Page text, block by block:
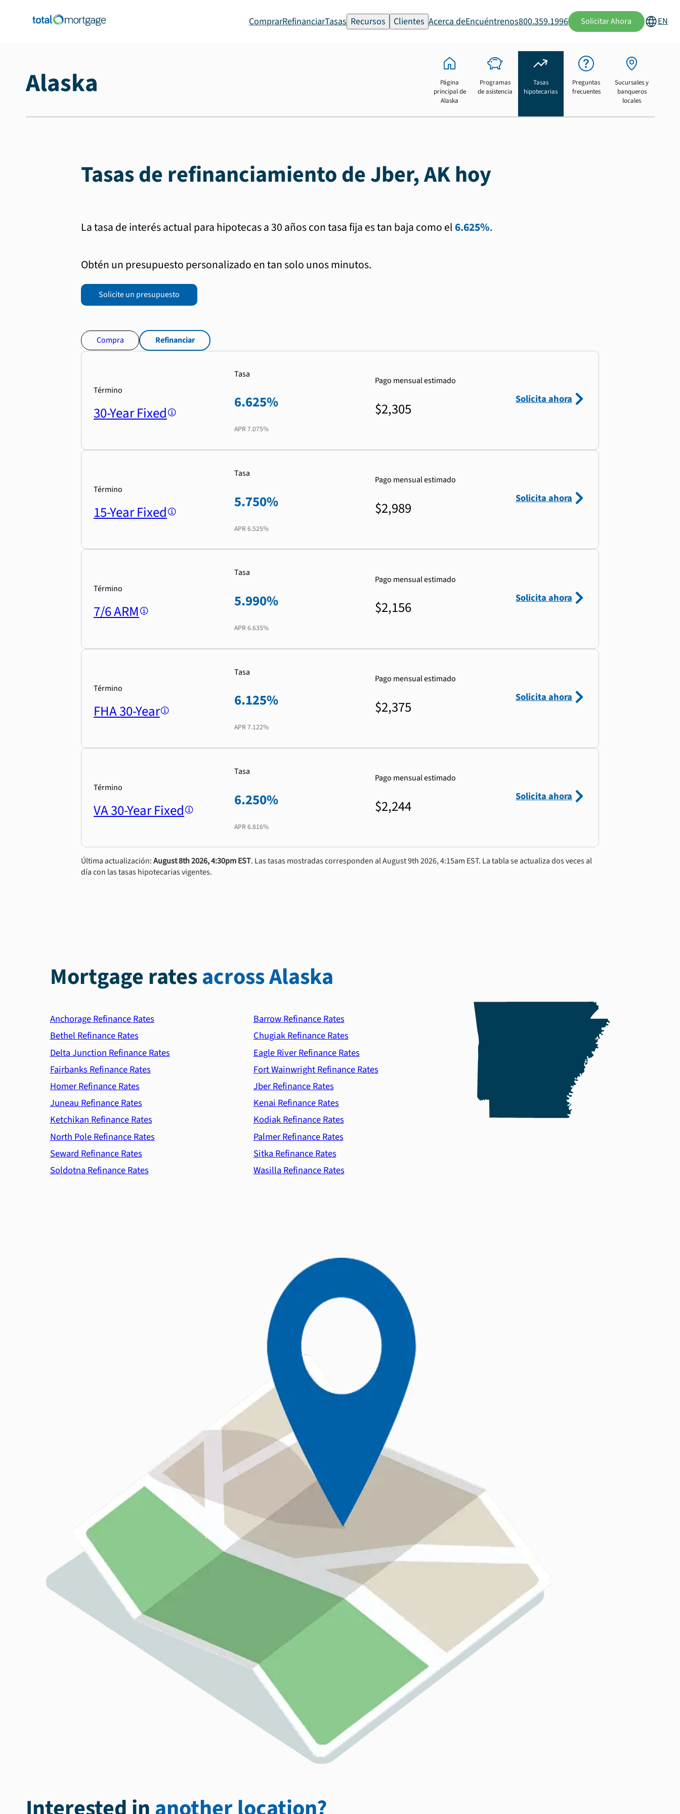
ComprarRefinanciarTasas Recursos Clientes Acerca deEncuéntrenos800.359.1996 Solicitar Ahora EN
Alaska
Página
principal de
Alaska
Programas
de asistencia
Tasas
hipotecarias
Preguntas
frecuentes
Sucursales y
banqueros
locales
Tasas de refinanciamiento de Jber, AK hoy
La tasa de interés actual para hipotecas a 30 años con tasa fija es tan baja como el6.625%.
Obtén un presupuesto personalizado en tan solo unos minutos.
Solicite un presupuesto
Compra Refinanciar
Término
30-Year Fixed
Tasa
6.625%
APR 7.075%
Pago mensual estimado
$2,305
Solicita ahora
Término
15-Year Fixed
Tasa
5.750%
APR 6.525%
Pago mensual estimado
$2,989
Solicita ahora
Término
7/6 ARM
Tasa
5.990%
APR 6.635%
Pago mensual estimado
$2,156
Solicita ahora
Término
FHA 30-Year
Tasa
6.125%
APR 7.122%
Pago mensual estimado
$2,375
Solicita ahora
Término
VA 30-Year Fixed
Tasa
6.250%
APR 6.816%
Pago mensual estimado
$2,244
Solicita ahora
Última actualización:August 8th 2026, 4:30pm EST. Las tasas mostradas corresponden al August 9th 2026, 4:15am EST. La tabla se actualiza dos veces al
día con las tasas hipotecarias vigentes.
Mortgage ratesacross Alaska
Anchorage Refinance Rates
Barrow Refinance Rates
Bethel Refinance Rates
Chugiak Refinance Rates
Delta Junction Refinance Rates
Eagle River Refinance Rates
Fairbanks Refinance Rates
Fort Wainwright Refinance Rates
Homer Refinance Rates
Jber Refinance Rates
Juneau Refinance Rates
Kenai Refinance Rates
Ketchikan Refinance Rates
Kodiak Refinance Rates
North Pole Refinance Rates
Palmer Refinance Rates
Seward Refinance Rates
Sitka Refinance Rates
Soldotna Refinance Rates
Wasilla Refinance Rates